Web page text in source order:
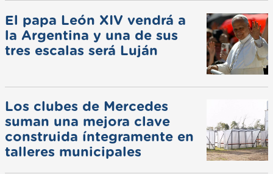
El papa León XIV vendrá a
la Argentina y una de sus
tres escalas será Luján
Los clubes de Mercedes
suman una mejora clave
construida íntegramente en
talleres municipales